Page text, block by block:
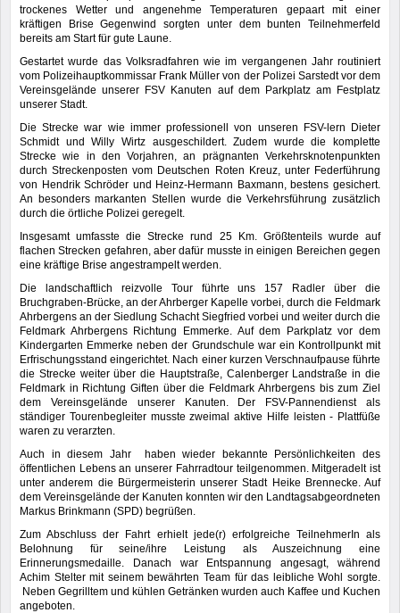
trockenes Wetter und angenehme Temperaturen gepaart mit einer
kräftigen Brise Gegenwind sorgten unter dem bunten Teilnehmerfeld
bereits am Start für gute Laune.
Gestartet wurde das Volksradfahren wie im vergangenen Jahr routiniert
vom Polizeihauptkommissar Frank Müller von der Polizei Sarstedt vor dem
Vereinsgelände unserer FSV Kanuten auf dem Parkplatz am Festplatz
unserer Stadt.
Die Strecke war wie immer professionell von unseren FSV-lern Dieter
Schmidt und Willy Wirtz ausgeschildert. Zudem wurde die komplette
Strecke wie in den Vorjahren, an prägnanten Verkehrsknotenpunkten
durch Streckenposten vom Deutschen Roten Kreuz, unter Federführung
von Hendrik Schröder und Heinz-Hermann Baxmann, bestens gesichert.
An besonders markanten Stellen wurde die Verkehrsführung zusätzlich
durch die örtliche Polizei geregelt.
Insgesamt umfasste die Strecke rund 25 Km. Größtenteils wurde auf
flachen Strecken gefahren, aber dafür musste in einigen Bereichen gegen
eine kräftige Brise angestrampelt werden.
Die landschaftlich reizvolle Tour führte uns 157 Radler über die
Bruchgraben-Brücke, an der Ahrberger Kapelle vorbei, durch die Feldmark
Ahrbergens an der Siedlung Schacht Siegfried vorbei und weiter durch die
Feldmark Ahrbergens Richtung Emmerke. Auf dem Parkplatz vor dem
Kindergarten Emmerke neben der Grundschule war ein Kontrollpunkt mit
Erfrischungsstand eingerichtet. Nach einer kurzen Verschnaufpause führte
die Strecke weiter über die Hauptstraße, Calenberger Landstraße in die
Feldmark in Richtung Giften über die Feldmark Ahrbergens bis zum Ziel
dem Vereinsgelände unserer Kanuten. Der FSV-Pannendienst als
ständiger Tourenbegleiter musste zweimal aktive Hilfe leisten - Plattfüße
waren zu verarzten.
Auch in diesem Jahr haben wieder bekannte Persönlichkeiten des
öffentlichen Lebens an unserer Fahrradtour teilgenommen. Mitgeradelt ist
unter anderem die Bürgermeisterin unserer Stadt Heike Brennecke. Auf
dem Vereinsgelände der Kanuten konnten wir den Landtagsabgeordneten
Markus Brinkmann (SPD) begrüßen.
Zum Abschluss der Fahrt erhielt jede(r) erfolgreiche TeilnehmerIn als
Belohnung für seine/ihre Leistung als Auszeichnung eine
Erinnerungsmedaille. Danach war Entspannung angesagt, während
Achim Stelter mit seinem bewährten Team für das leibliche Wohl sorgte.
Neben Gegrilltem und kühlen Getränken wurden auch Kaffee und Kuchen
angeboten.